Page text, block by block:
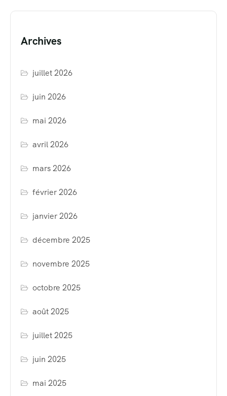
Archives
juillet 2026
juin 2026
mai 2026
avril 2026
mars 2026
février 2026
janvier 2026
décembre 2025
novembre 2025
octobre 2025
août 2025
juillet 2025
juin 2025
mai 2025